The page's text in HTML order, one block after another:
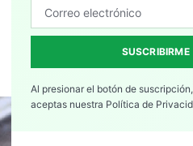
SUSCRIBIRME
Al presionar el botón de
aceptas nuestra Política de